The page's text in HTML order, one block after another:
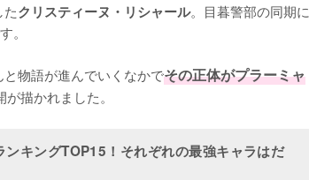
クリスティーヌ・リシャール。目暮警部の同期に
。
物語が進んでいくなかでその正体がプラーミャ
描かれました。
ンキングTOP15！それぞれの最強キャラはだ